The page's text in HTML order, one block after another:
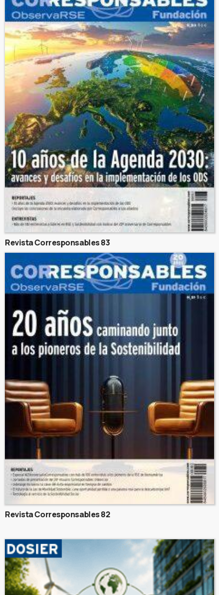
Revista Corresponsables 83
Revista Corresponsables 82